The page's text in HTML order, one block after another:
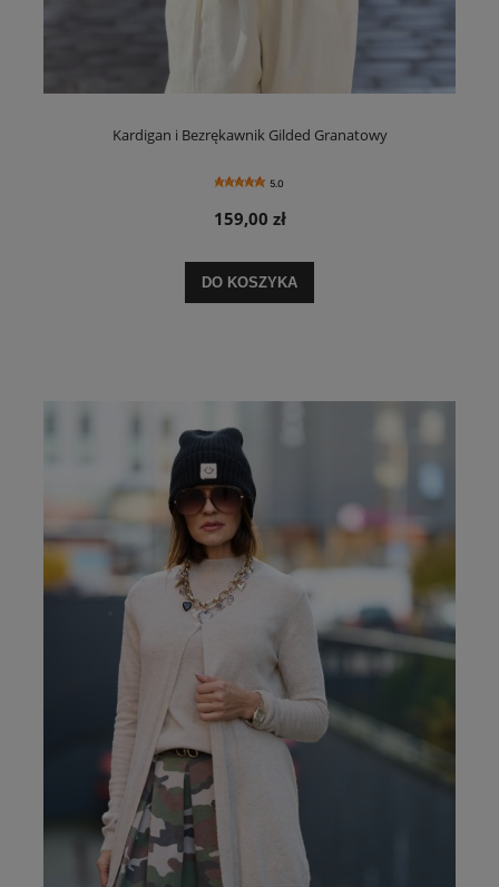
Kardigan i Bezrękawnik Gilded Granatowy
5.0
159,00 zł
DO KOSZYKA